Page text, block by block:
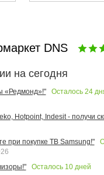
DNS
на сегодня
«Редмонд»!" Осталось 24
Hotpoint, Indesit - получи
при покупке ТВ Samsung!"
Осталось 10дней